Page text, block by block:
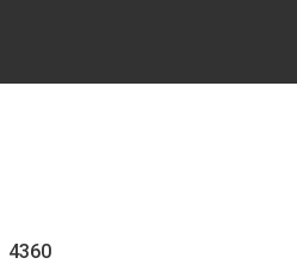
4360